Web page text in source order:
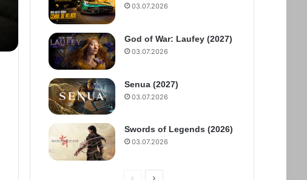
03.07.2026
God of War: Laufey (2027)
03.07.2026
Senua (2027)
03.07.2026
Swords of Legends (2026)
03.07.2026